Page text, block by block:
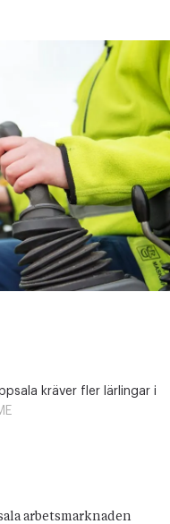
kräver fler lärlingar i
arbetsmarknaden